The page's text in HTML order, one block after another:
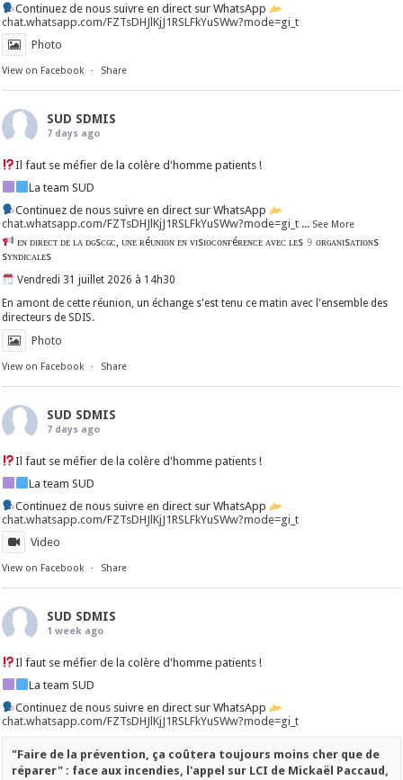
Continuez de nous suivre en direct sur WhatsApp
chat.whatsapp.com/FZTsDHJlKjJ1RSLFkYuSWw?mode=gi_t
Photo
View on Facebook · Share
SUD SDMIS
7 days ago
Il faut se méfier de la colère d'homme patients !
La team SUD
Continuez de nous suivre en direct sur WhatsApp
chat.whatsapp.com/FZTsDHJlKjJ1RSLFkYuSWw?mode=gi_t
ᴇɴ ᴅɪʀᴇᴄᴛ ᴅᴇ ʟᴀ ᴅɢsᴄɢᴄ, ᴜɴᴇ ʀéᴜɴɪᴏɴ ᴇɴ ᴠɪsɪᴏᴄᴏɴғéʀᴇɴᴄᴇ ᴀᴠᴇᴄ ʟᴇs 𝟿 ᴏʀɢᴀɴɪsᴀᴛɪᴏɴs
sʏɴᴅɪᴄᴀʟᴇs
Vendredi 31 juillet 2026 à 14h30
En amont de cette réunion, un échange s'est tenu ce matin avec l'ensemble des
directeurs de SDIS.
... See More
Photo
View on Facebook · Share
SUD SDMIS
7 days ago
Il faut se méfier de la colère d'homme patients !
La team SUD
Continuez de nous suivre en direct sur WhatsApp
chat.whatsapp.com/FZTsDHJlKjJ1RSLFkYuSWw?mode=gi_t
Video
View on Facebook · Share
SUD SDMIS
1 week ago
Il faut se méfier de la colère d'homme patients !
La team SUD
Continuez de nous suivre en direct sur WhatsApp
chat.whatsapp.com/FZTsDHJlKjJ1RSLFkYuSWw?mode=gi_t
"Faire de la prévention, ça coûtera toujours moins cher que de
réparer" : face aux incendies, l'appel sur LCI de Mickaël Paccaud,